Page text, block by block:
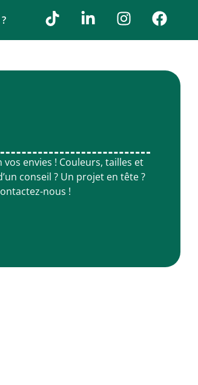
envies ! Couleurs, tailles et
conseil ? Un projet en tête ?
nous !